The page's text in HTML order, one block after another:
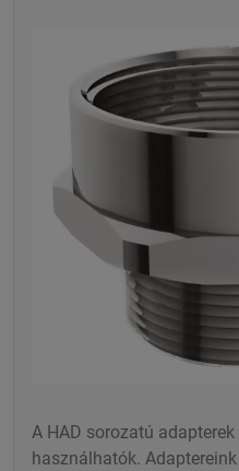
A HAD sorozatú
használhatók.